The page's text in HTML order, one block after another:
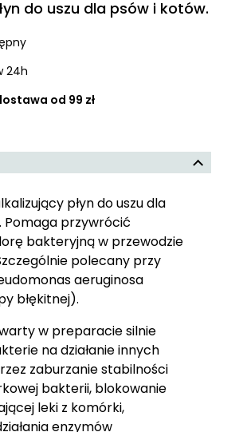
do uszu dla psów i kotów.
24h
od 99 zł
płyn do uszu dla
Pomaga przywrócić
bakteryjną w przewodzie
polecany przy
aeruginosa
błękitnej).
w preparacie silnie
na działanie innych
zaburzanie stabilności
bakterii, blokowanie
leki z komórki,
enzymów